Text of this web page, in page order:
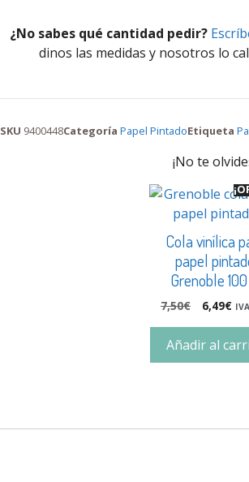
¿No sabes qué cantidad pedir?
dinos las medidas y nosotros lo
SKU 9400448Categoría Papel PintadoEtiqueta
¡No te
Cola vinílica
papel
Grenoble
7,50€ 6,49€
Añadir al